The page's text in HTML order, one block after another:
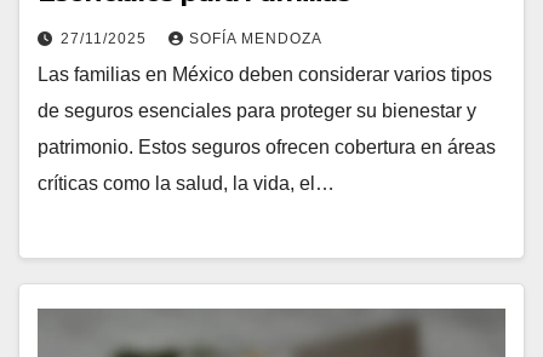
27/11/2025 SOFÍA MENDOZA
Las familias en México deben considerar varios tipos
de seguros esenciales para proteger su bienestar y
patrimonio. Estos seguros ofrecen cobertura en áreas
críticas como la salud, la vida, el…